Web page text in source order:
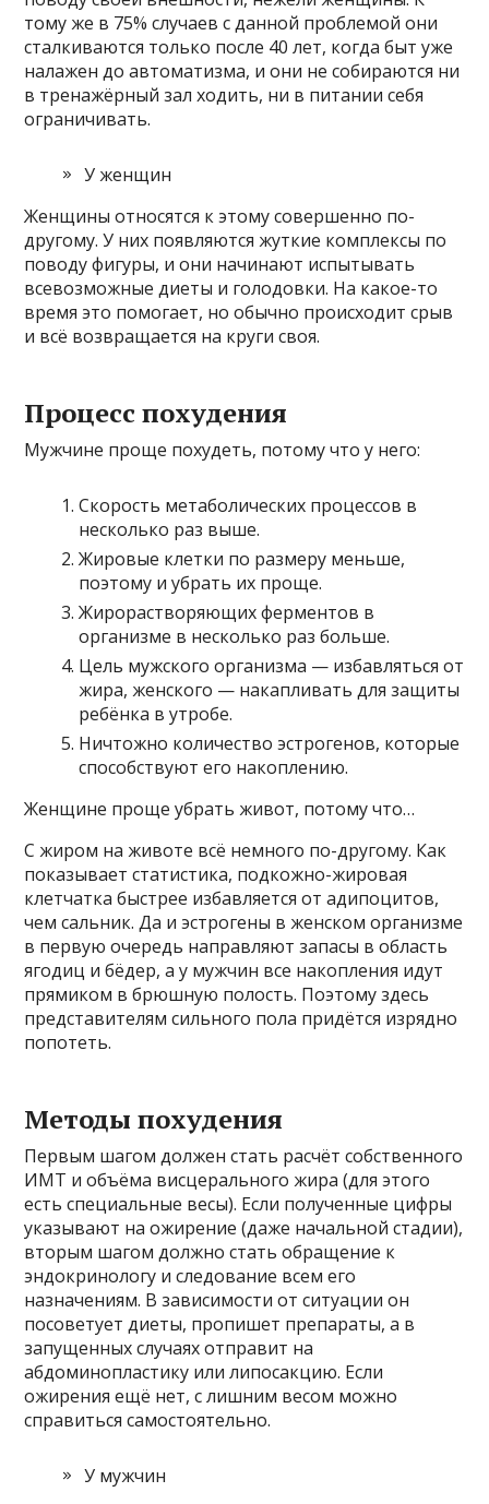
тому же в 75% случаев с данной проблемой они
сталкиваются только после 40 лет, когда быт уже
налажен до автоматизма, и они не собираются ни
в тренажёрный зал ходить, ни в питании себя
ограничивать.
У женщин
Женщины относятся к этому совершенно по-
другому. У них появляются жуткие комплексы по
поводу фигуры, и они начинают испытывать
всевозможные диеты и голодовки. На какое-то
время это помогает, но обычно происходит срыв
и всё возвращается на круги своя.
Процесс похудения
Мужчине проще похудеть, потому что у него:
Скорость метаболических процессов в
несколько раз выше.
Жировые клетки по размеру меньше,
поэтому и убрать их проще.
Жирорастворяющих ферментов в
организме в несколько раз больше.
Цель мужского организма — избавляться от
жира, женского — накапливать для защиты
ребёнка в утробе.
Ничтожно количество эстрогенов, которые
способствуют его накоплению.
Женщине проще убрать живот, потому что…
С жиром на животе всё немного по-другому. Как
показывает статистика, подкожно-жировая
клетчатка быстрее избавляется от адипоцитов,
чем сальник. Да и эстрогены в женском организме
в первую очередь направляют запасы в область
ягодиц и бёдер, а у мужчин все накопления идут
прямиком в брюшную полость. Поэтому здесь
представителям сильного пола придётся изрядно
попотеть.
Методы похудения
Первым шагом должен стать расчёт собственного
ИМТ и объёма висцерального жира (для этого
есть специальные весы). Если полученные цифры
указывают на ожирение (даже начальной стадии),
вторым шагом должно стать обращение к
эндокринологу и следование всем его
назначениям. В зависимости от ситуации он
посоветует диеты, пропишет препараты, а в
запущенных случаях отправит на
абдоминопластику или липосакцию. Если
ожирения ещё нет, с лишним весом можно
справиться самостоятельно.
У мужчин